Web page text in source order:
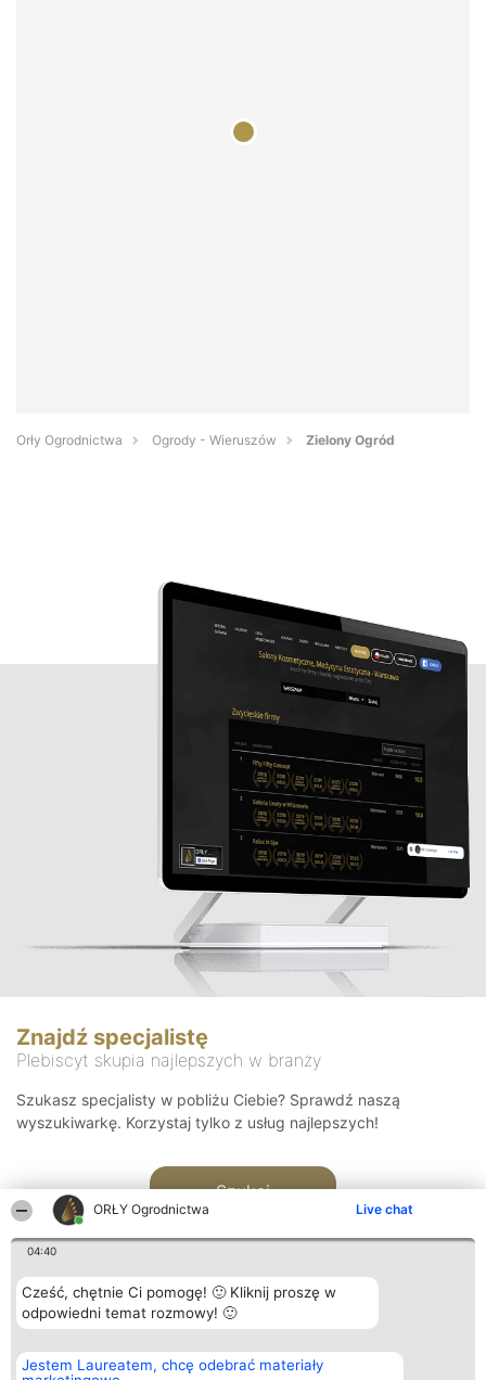
ORŁY Ogrodnictwa Live chat
04:40
Cześć, chętnie Ci pomogę! 🙂 Kliknij proszę w
odpowiedni temat rozmowy! 🙂
Jestem Laureatem, chcę odebrać materiały
Orły Ogrodnictwa Ogrody - Wieruszów Zielony Ogród
Znajdź specjalistę
Plebiscyt skupia najlepszych w branży
Szukasz specjalisty w pobliżu Ciebie? Sprawdź naszą
wyszukiwarkę. Korzystaj tylko z usług najlepszych!
Szukaj
Organizator plebiscytu
Bright Side Solutions sp. z o.
Plebiscyt
Laureaci
Kontakt
Kontakt